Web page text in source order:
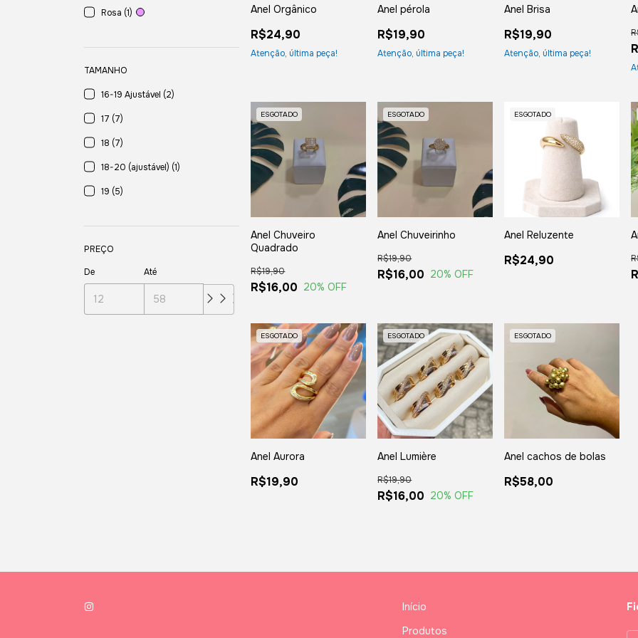
Rosa (1)
TAMANHO
16-19 Ajustável (2)
17 (7)
18 (7)
18-20 (ajustável) (1)
19 (5)
PREÇO
De
Até
Anel Orgânico
R$24,90
Atenção, última peça!
Anel pérola
R$19,90
Atenção, última peça!
Anel Brisa
R$19,90
Atenção, última peça!
ESGOTADO
Anel Chuveiro
Quadrado
R$16,00
R$19,90
20% OFF
ESGOTADO
Anel Chuveirinho
R$16,00
R$19,90
20% OFF
ESGOTADO
Anel Reluzente
R$24,90
ESGOTADO
Anel Aurora
R$19,90
ESGOTADO
Anel Lumière
R$16,00
R$19,90
20% OFF
ESGOTADO
Anel cachos de bolas
R$58,00
Início
Produtos